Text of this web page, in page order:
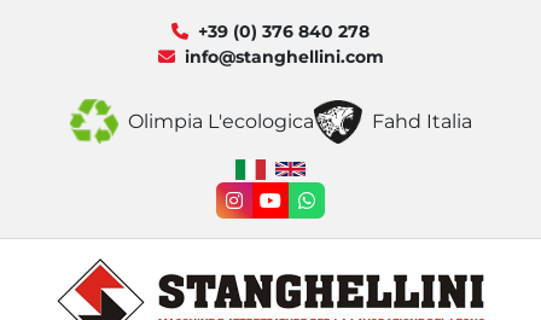
+39 (0) 376 840 278
info@stanghellini.com
Olimpia L'ecologica Fahd Italia
instagram
youtubewhatsapp